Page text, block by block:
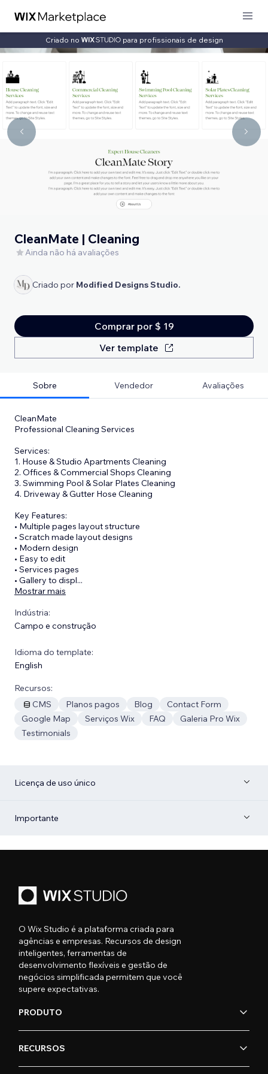
Criado no para profissionais de design
CleanMate | Cleaning
Ainda não há avaliações
Criado por Modified Designs Studio.
Comprar por $ 19
Ver template
Sobre Vendedor Avaliações
CleanMate
Professional Cleaning Services
Services:
1. House & Studio Apartments Cleaning
2. Offices & Commercial Shops Cleaning
3. Swimming Pool & Solar Plates Cleaning
4. Driveway & Gutter Hose Cleaning
Key Features:
• Multiple pages layout structure
• Scratch made layout designs
• Modern design
• Easy to edit
• Services pages
• Gallery to displ...
Mostrar mais
Indústria:
Campo e construção
Idioma do template:
English
Recursos:
CMS
Planos pagos Blog
Contact Form
Google Map
Serviços Wix FAQ
Galeria Pro Wix
Testimonials
Licença de uso único
Importante
O Wix Studio é a plataforma criada para
agências e empresas. Recursos de design
inteligentes, ferramentas de
desenvolvimento flexíveis e gestão de
negócios simplificada permitem que você
supere expectativas.
PRODUTO
RECURSOS